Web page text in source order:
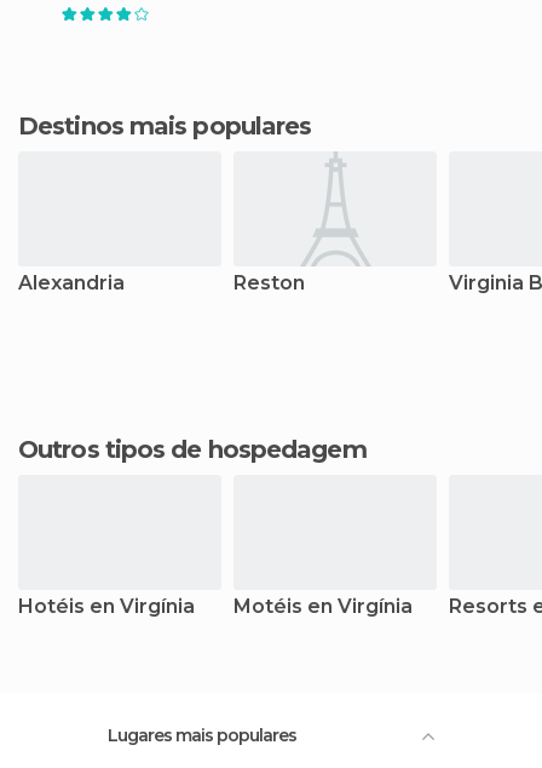
Destinos mais populares
Alexandria Reston Virginia
Outros tipos de hospedagem
Hotéis en Virgínia Motéis en Virgínia Resorts
Lugares mais populares